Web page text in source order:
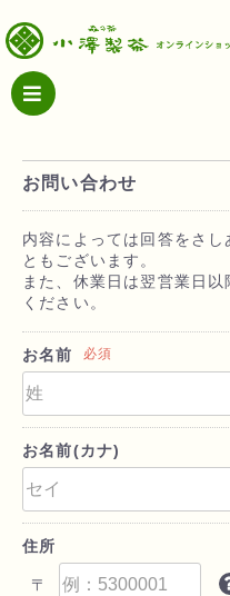
お問い合わせ
内容によっては回答をさ
ともございます。
また、休業日は翌営業日
ください。
お名前 必須
お名前(カナ)
住所
〒